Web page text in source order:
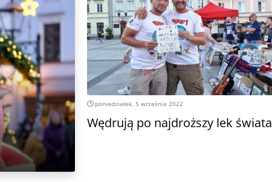
poniedziałek, 5 września 2022
Wędrują po najdroższy lek świata